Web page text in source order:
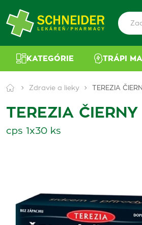
KATEGÓRIE TRÁPI MA
Zdravie a lieky TEREZIA
TEREZIA
cps 1x30 ks